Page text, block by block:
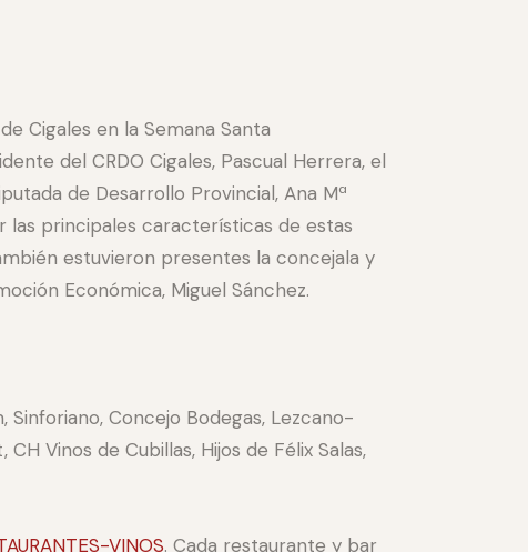
Cigales en la Semana Santa
del CRDO Cigales, Pascual Herrera, el
de Desarrollo Provincial, Ana Mª
las principales características de estas
estuvieron presentes la concejala y
Económica, Miguel Sánchez.
Concejo Bodegas, Lezcano-
Vinos de Cubillas, Hijos de Félix Salas,
VINOS. Cada restaurante y bar